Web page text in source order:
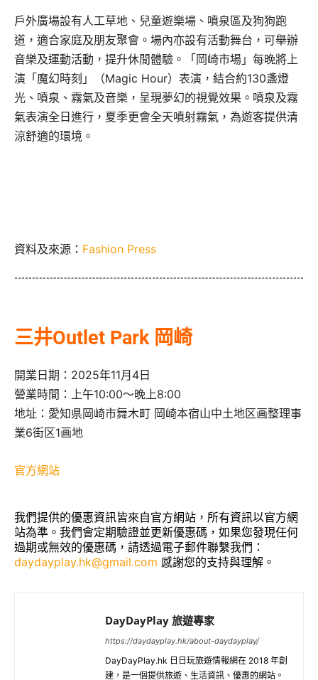
戶外廣場設有人工草地、兒童遊樂場、噴泉區及狗狗跑
道，適合家庭及朋友聚會。場內亦設有活動舞台，可舉辦
音樂及運動活動，提升休閒體驗。「岡崎市場」每晚將上
演「魔幻時刻」（Magic Hour）表演，結合約130盞燈
光、噴泉、霧氣及音樂，呈現夢幻的視覺效果。噴泉及霧
氣表演全日進行，夏季更會全天噴射霧氣，為遊客提供清
涼舒適的環境。
資料及來源： Fashion Press
三井Outlet Park 岡崎
開業日期：2025年11月4日
營業時間：上午10:00～晚上8:00
地址：愛知県岡崎市舞木町 岡崎本宿山中土地区画整理事
業6街区1画地
官方網站
我們提供的優惠資訊皆來自官方網站，所有資訊以官方網
站為準。我們會定期驗證並更新優惠碼，如果您發現任何
過期或無效的優惠碼，請透過電子郵件聯繫我們：
daydayplay.hk@gmail.com 感謝您的支持與理解。
DayDayPlay 旅遊專家
https://daydayplay.hk/about-daydayplay/
DayDayPlay.hk 日日玩旅遊情報網在 2018 年創
建，是一個提供旅遊、生活資訊、優惠的網站。